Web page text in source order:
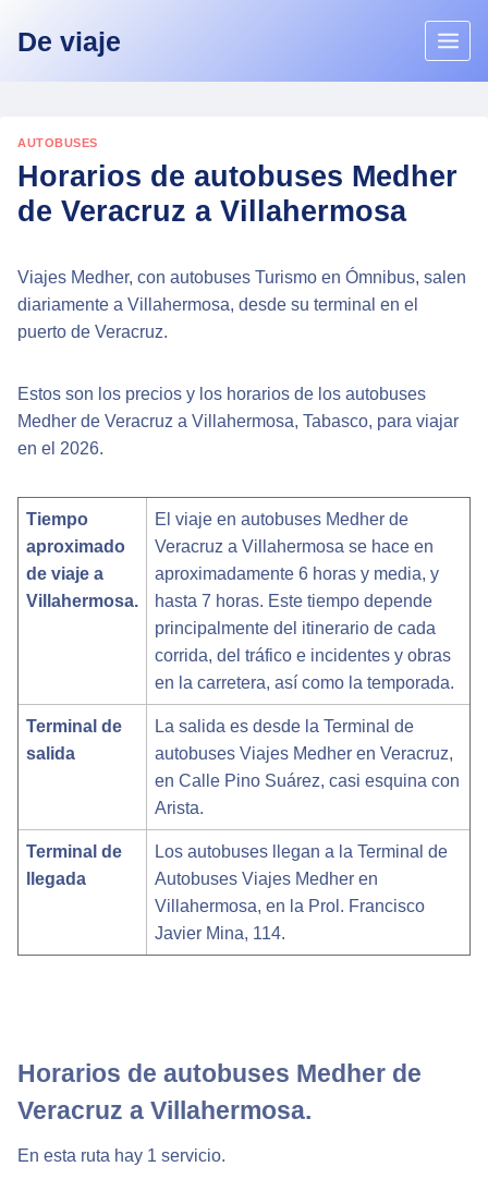
De viaje
AUTOBUSES
Horarios de autobuses Medher
de Veracruz a Villahermosa
Viajes Medher, con autobuses Turismo en Ómnibus, salen
diariamente a Villahermosa, desde su terminal en el
puerto de Veracruz.
Estos son los precios y los horarios de los autobuses
Medher de Veracruz a Villahermosa, Tabasco, para viajar
en el 2026.
Tiempo
aproximado
de viaje a
Villahermosa.
El viaje en autobuses Medher de
Veracruz a Villahermosa se hace en
aproximadamente 6 horas y media, y
hasta 7 horas. Este tiempo depende
principalmente del itinerario de cada
corrida, del tráfico e incidentes y obras
en la carretera, así como la temporada.
Terminal de
salida
La salida es desde la Terminal de
autobuses Viajes Medher en Veracruz,
en Calle Pino Suárez, casi esquina con
Arista.
Terminal de
llegada
Los autobuses llegan a la Terminal de
Autobuses Viajes Medher en
Villahermosa, en la Prol. Francisco
Javier Mina, 114.
Horarios de autobuses Medher de
Veracruz a Villahermosa.
En esta ruta hay 1 servicio.